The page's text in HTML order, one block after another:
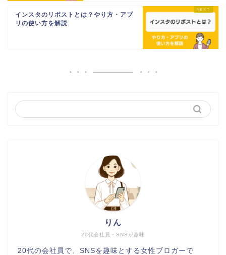
インスタのリポストとは？やり方・アプ
リの使い方を解説
20代会社員・SNSが趣味
りん
20代の会社員で、SNSを趣味とする女性ブロガーで